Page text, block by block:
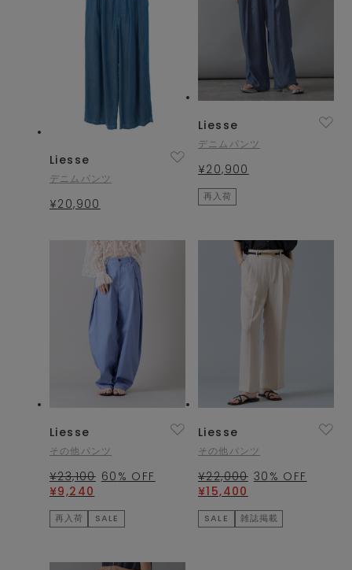
Liesse
デニムパンツ
¥20,900
Liesse
デニムパンツ
¥20,900
再入荷
Liesse
その他パンツ
¥23,100 60 % OFF
¥9,240
再入荷 SALE
Liesse
その他パンツ
¥22,000 30 % OFF
¥15,400
SALE 雑誌掲載